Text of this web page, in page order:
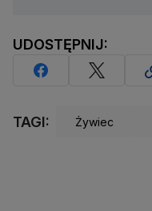
UDOSTĘPNIJ:
TAGI: Żywiec